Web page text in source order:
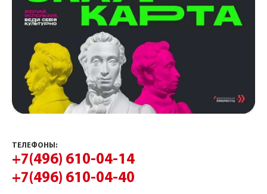
ТЕЛЕФОНЫ:
+7(496) 610-04-14
+7(496) 610-04-40